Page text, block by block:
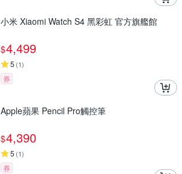
小米 Xiaomi Watch S4 黑彩虹 官方旗艦館
$4,499
5 (1)
券
Apple蘋果 Pencil Pro觸控筆
$4,390
5 (1)
券